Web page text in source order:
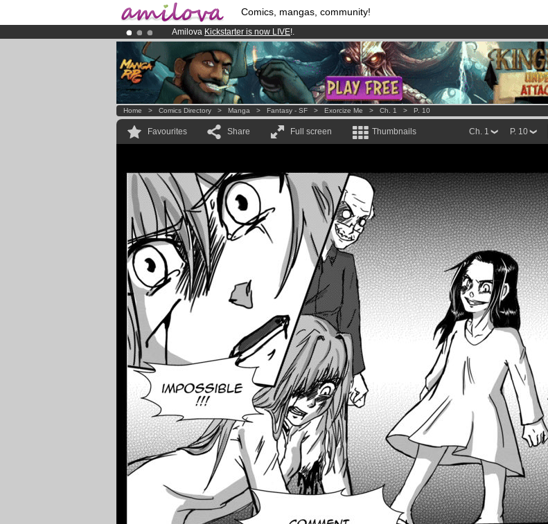
Comics, mangas, community!
Amilova Kickstarter is now LIVE!.
Already 134393membersand 1208comics & mangas!.
Premium membership from3.95 euros per month !Get membership now
Home > Comics Directory > Manga > Fantasy - SF > Exorcize Me > Ch. 1 > P. 10
Favourites Share Full screen Thumbnails P. 10
Ch. 1